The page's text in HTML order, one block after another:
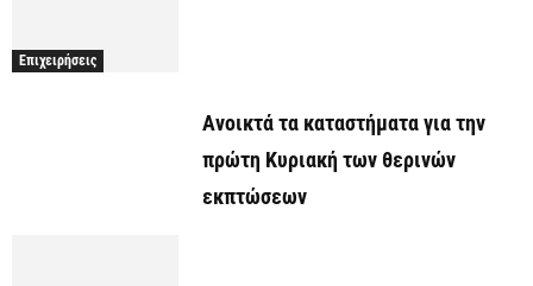
Επιχειρήσεις
Ανοικτά τα καταστήματα για την
πρώτη Κυριακή των θερινών
εκπτώσεων